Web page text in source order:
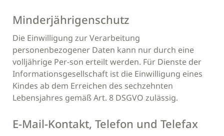
Minderjährigenschutz
Die Einwilligung zur Verarbeitung
personenbezogener Daten kann nur durch eine
volljährige Per-son erteilt werden. Für Dienste der
Informationsgesellschaft ist die Einwilligung eines
Kindes ab dem Erreichen des sechzehnten
Lebensjahres gemäß Art. 8 DSGVO zulässig.
E-Mail-Kontakt, Telefon und Telefax